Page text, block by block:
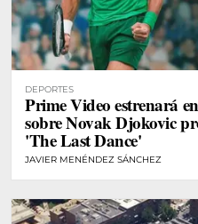
DEPORTES
Prime Video estrenará
sobre Novak Djokovic
'The Last Dance'
JAVIER MENÉNDEZ SÁNCHEZ